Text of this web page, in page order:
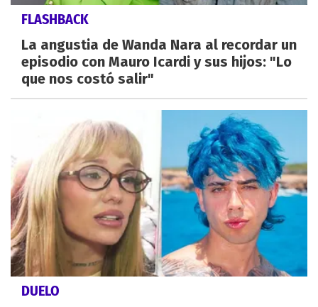
FLASHBACK
La angustia de Wanda Nara al recordar un
episodio con Mauro Icardi y sus hijos: "Lo
que nos costó salir"
DUELO